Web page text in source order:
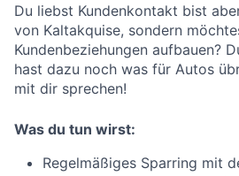
Du liebst Kundenkontakt bist
von Kaltakquise, sondern
Kundenbeziehungen aufbauen?
hast dazu noch was für Autos
mit dir sprechen!
Was du tun wirst:
Regelmäßiges Sparring mit